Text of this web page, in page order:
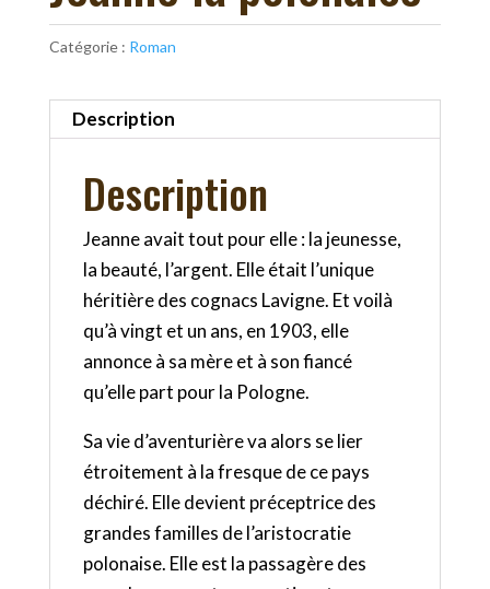
Catégorie : Roman
Description
Description
Jeanne avait tout pour elle : la jeunesse,
la beauté, l’argent. Elle était l’unique
héritière des cognacs Lavigne. Et voilà
qu’à vingt et un ans, en 1903, elle
annonce à sa mère et à son fiancé
qu’elle part pour la Pologne.
Sa vie d’aventurière va alors se lier
étroitement à la fresque de ce pays
déchiré. Elle devient préceptrice des
grandes familles de l’aristocratie
polonaise. Elle est la passagère des